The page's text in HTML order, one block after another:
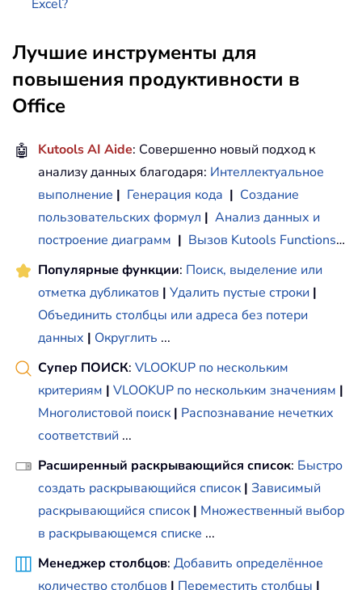
Excel?
Лучшие инструменты для
повышения продуктивности в
Office
🤖 Kutools AI Aide: Совершенно новый подход к
анализу данных благодаря: Интеллектуальное
выполнение | Генерация кода | Создание
пользовательских формул | Анализ данных и
построение диаграмм | Вызов Kutools Functions…
Популярные функции: Поиск, выделение или
отметка дубликатов | Удалить пустые строки |
Объединить столбцы или адреса без потери
данных | Округлить ...
Супер ПОИСК: VLOOKUP по нескольким
критериям | VLOOKUP по нескольким значениям |
Многолистовой поиск | Распознавание нечетких
соответствий ...
Расширенный раскрывающийся список: Быстро
создать раскрывающийся список | Зависимый
раскрывающийся список | Множественный выбор
в раскрывающемся списке ...
Менеджер столбцов: Добавить определённое
количество столбцов | Переместить столбцы |